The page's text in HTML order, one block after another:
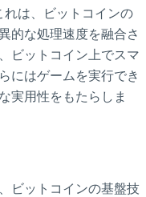
は、ビットコインの
的な処理速度を融合さ
ビットコイン上でスマ
にはゲームを実行でき
実用性をもたらしま
ビットコインの基盤技